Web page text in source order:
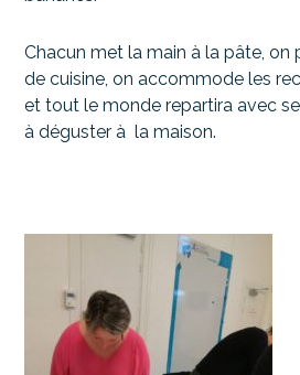
Chacun met la main à la pâte, on
de cuisine, on accommode les
et tout le monde repartira avec
à déguster à la maison.